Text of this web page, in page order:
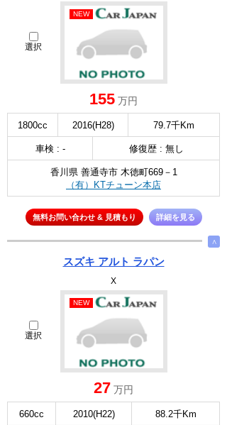
選択
NEW
155 万円
1800cc 2016(H28) 79.7千Km
車検 : - 修復歴 : 無し
香川県 善通寺市 木徳町669－1
（有）KTチューン本店
無料お問い合わせ & 見積もり 詳細を見る
∧
スズキ アルト ラパン
X
選択
NEW
27 万円
660cc 2010(H22) 88.2千Km